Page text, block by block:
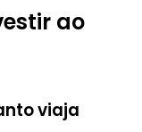
ao
viaja